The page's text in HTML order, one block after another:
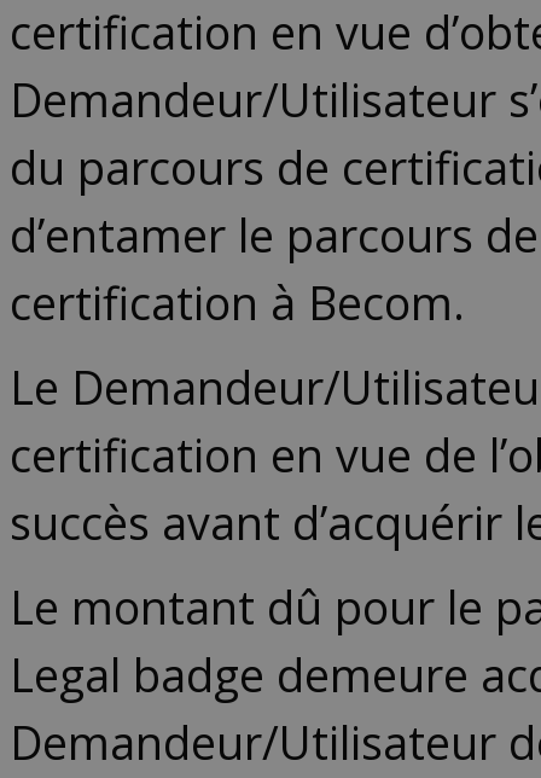
certification en vue
Demandeur/Utilisateur
du parcours de
d’entamer le parcours
certification à Becom.
Le Demandeur/
certification en vue de
succès avant d’acquérir
Le montant dû pour le
Legal badge demeure
Demandeur/Utilisateur